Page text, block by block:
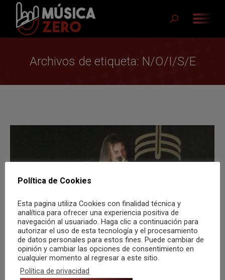
Buscar:
Archivos de etiqueta: N/O/I/S/E
Madrid recibe a Ghostemane
Crónicas Por Axel Marcos
Política de Cookies
Esta pagina utiliza Cookies con finalidad técnica y
analítica para ofrecer una experiencia positiva de
navegación al usuariado. Haga clic a continuación para
autorizar el uso de esta tecnología y el procesamiento
de datos personales para estos fines. Puede cambiar de
opinión y cambiar las opciones de consentimiento en
cualquier momento al regresar a este sitio.
Política de privacidad